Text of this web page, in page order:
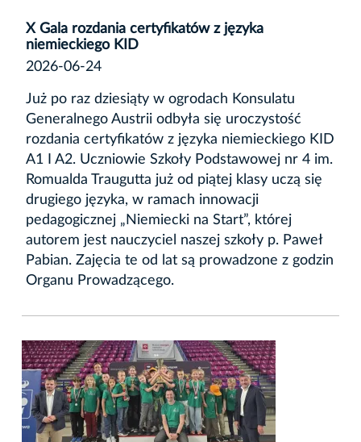
X Gala rozdania certyfikatów z języka
niemieckiego KID
2026-06-24
Już po raz dziesiąty w ogrodach Konsulatu
Generalnego Austrii odbyła się uroczystość
rozdania certyfikatów z języka niemieckiego KID
A1 I A2. Uczniowie Szkoły Podstawowej nr 4 im.
Romualda Traugutta już od piątej klasy uczą się
drugiego języka, w ramach innowacji
pedagogicznej „Niemiecki na Start”, której
autorem jest nauczyciel naszej szkoły p. Paweł
Pabian. Zajęcia te od lat są prowadzone z godzin
Organu Prowadzącego.